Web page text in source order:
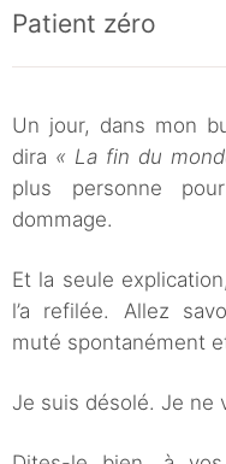
Patient zéro
Un jour, dans mon
dira « La fin du
plus personne
dommage.
Et la seule
l’a refilée. Allez
muté spontanément
Je suis désolé. Je ne